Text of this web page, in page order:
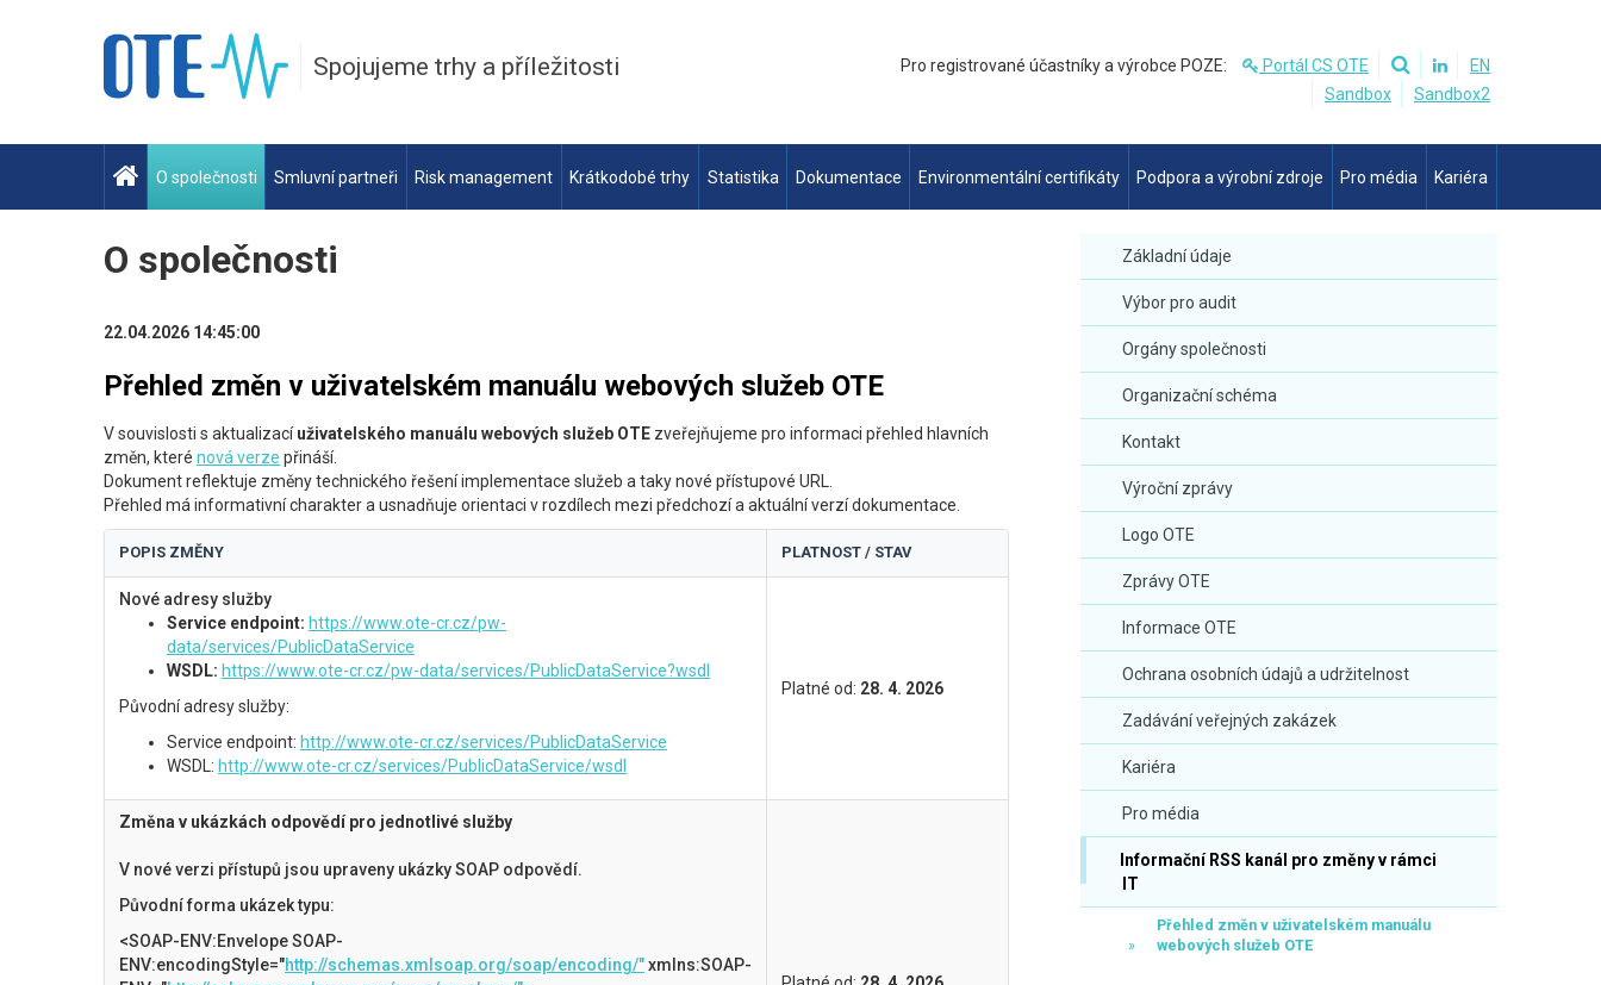
Spojujeme trhy a příležitosti Pro registrované účastníky a výrobce POZE: Portál CS OTE
EN
Sandbox
Sandbox2
O společnosti Smluvní partneři Risk management Krátkodobé trhy Statistika Dokumentace Environmentální certifikáty Podpora a výrobní zdroje Pro média Kariéra
Základní údaje
Výbor pro audit
Orgány společnosti
Organizační schéma
Kontakt
Výroční zprávy
Logo OTE
Zprávy OTE
Informace OTE
Ochrana osobních údajů a udržitelnost
Zadávání veřejných zakázek
Kariéra
Pro média
Informační RSS kanál pro změny v rámci
IT
Přehled změn v uživatelském manuálu
webových služeb OTE
O společnosti
22.04.2026 14:45:00
Přehled změn v uživatelském manuálu webových služeb OTE
V souvislosti s aktualizacíuživatelského manuálu webových služeb OTE zveřejňujeme pro informaci přehled hlavních
změn, které nová verze přináší.
Dokument reflektuje změny technického řešení implementace služeb a taky nové přístupové URL.
Přehled má informativní charakter a usnadňuje orientaci v rozdílech mezi předchozí a aktuální verzí dokumentace.
POPIS ZMĚNY PLATNOST / STAV
Nové adresy služby
Service endpoint: https://www.ote-cr.cz/pw-
data/services/PublicDataService
WSDL: https://www.ote-cr.cz/pw-data/services/PublicDataService?wsdl
Původní adresy služby:
Service endpoint: http://www.ote-cr.cz/services/PublicDataService
WSDL: http://www.ote-cr.cz/services/PublicDataService/wsdl
Platné od: 28. 4. 2026
Změna v ukázkách odpovědí pro jednotlivé služby
V nové verzi přístupů jsou upraveny ukázky SOAP odpovědí.
Původní forma ukázek typu:
<SOAP-ENV:Envelope SOAP-
ENV:encodingStyle="http://schemas.xmlsoap.org/soap/encoding/"xmlns:SOAP-